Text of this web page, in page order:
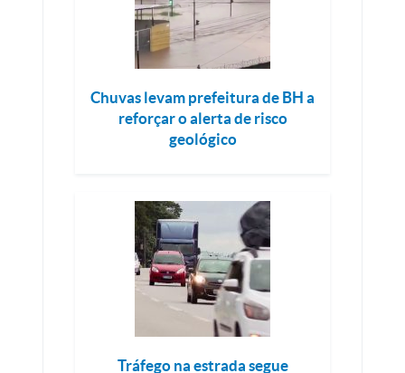
Chuvas levam prefeitura de BH a
reforçar o alerta de risco
geológico
Tráfego na estrada segue